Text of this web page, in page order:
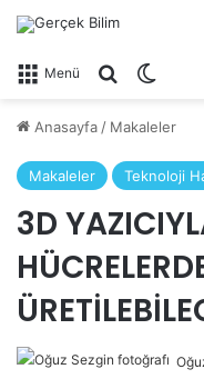
Menü Arama
Anasayfa / Makaleler
Makaleler Teknoloji
3D